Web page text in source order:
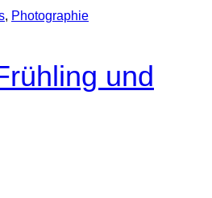
, Photographie
und